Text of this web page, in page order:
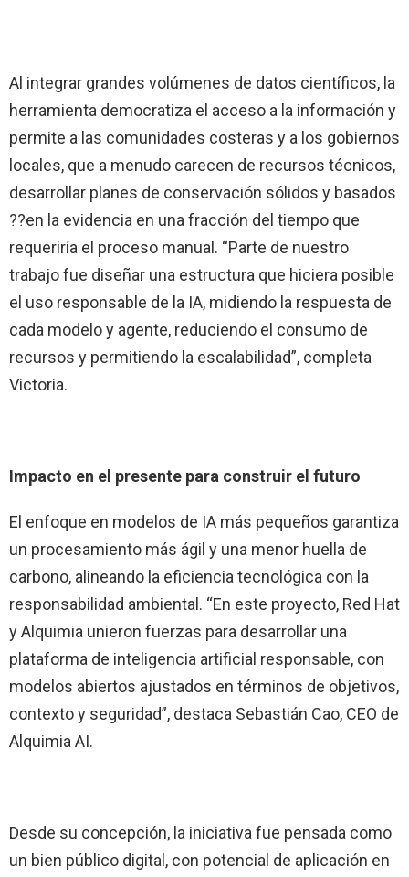
Al integrar grandes volúmenes de datos científicos, la
herramienta democratiza el acceso a la información y
permite a las comunidades costeras y a los gobiernos
locales, que a menudo carecen de recursos técnicos,
desarrollar planes de conservación sólidos y basados
??en la evidencia en una fracción del tiempo que
requeriría el proceso manual. “Parte de nuestro
trabajo fue diseñar una estructura que hiciera posible
el uso responsable de la IA, midiendo la respuesta de
cada modelo y agente, reduciendo el consumo de
recursos y permitiendo la escalabilidad”, completa
Victoria.
Impacto en el presente para construir el futuro
El enfoque en modelos de IA más pequeños garantiza
un procesamiento más ágil y una menor huella de
carbono, alineando la eficiencia tecnológica con la
responsabilidad ambiental. “En este proyecto, Red Hat
y Alquimia unieron fuerzas para desarrollar una
plataforma de inteligencia artificial responsable, con
modelos abiertos ajustados en términos de objetivos,
contexto y seguridad”, destaca Sebastián Cao, CEO de
Alquimia AI.
Desde su concepción, la iniciativa fue pensada como
un bien público digital, con potencial de aplicación en